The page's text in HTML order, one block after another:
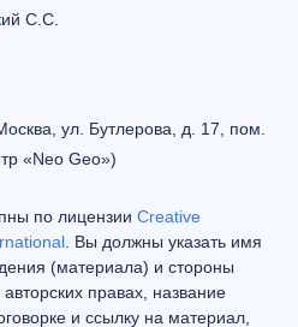
С.С.
ул. Бутлерова, д. 17, пом.
«Neo Geo»)
по лицензии Creative
. Вы должны указать имя
(материала) и стороны
правах, название
и ссылку на материал,